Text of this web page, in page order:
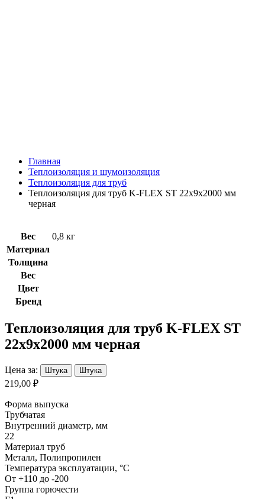
Главная
Теплоизоляция и шумоизоляция
Теплоизоляция для труб
Теплоизоляция для труб K-FLEX ST 22х9х2000 мм
черная
Вес
0,8 кг
Материал
Толщина
Вес
Цвет
Бренд
Теплоизоляция для труб K-FLEX ST
22х9х2000 мм черная
Цена за: Штука Штука
219,00 ₽
Форма выпуска
Трубчатая
Внутренний диаметр, мм
22
Материал труб
Металл, Полипропилен
Температура эксплуатации, °С
От +110 до -200
Группа горючести